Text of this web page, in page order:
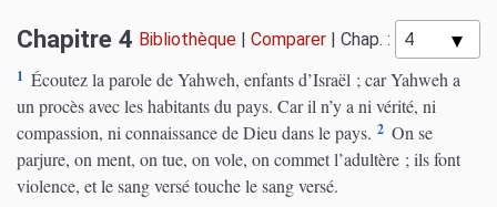
Chapitre 4 Bibliothèque | Comparer | Chap. :
1 Écoutez la parole de Yahweh, enfants d’Israël ; car Yahweh a
un procès avec les habitants du pays. Car il n’y a ni vérité, ni
compassion, ni connaissance de Dieu dans le pays. 2 On se
parjure, on ment, on tue, on vole, on commet l’adultère ; ils font
violence, et le sang versé touche le sang versé.